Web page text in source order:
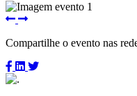
Imagem
Próxima
Compartilhe o evento nas
Compartilhar
no
Compartilhar
Compartilhar